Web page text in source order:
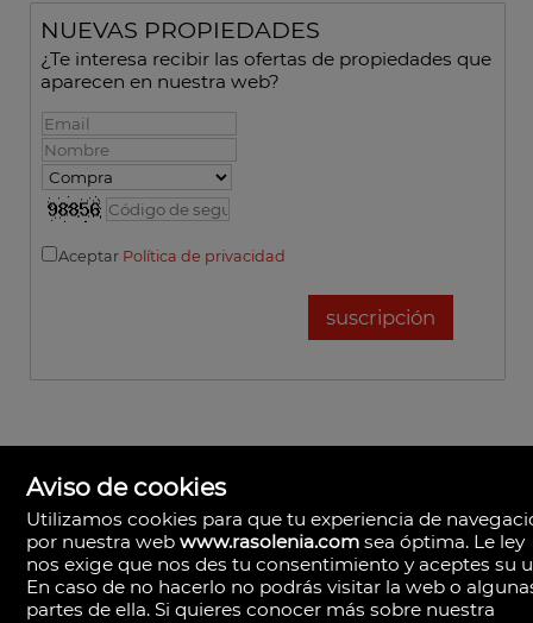
NUEVAS PROPIEDADES
¿Te interesa recibir las ofertas de propiedades que
aparecen en nuestra web?
Aceptar Política de privacidad
Aviso de cookies
Utilizamos cookies para que tu experiencia de
por nuestra webwww.rasolenia.com sea óptima. Le ley
nos exige que nos des tu consentimiento y aceptes su
En caso de no hacerlo no podrás visitar la web o
partes de ella. Si quieres conocer más sobre nuestra